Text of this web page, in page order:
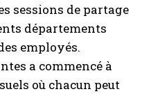
sessions de partage
départements
employés.
a commencé à
où chacun peut